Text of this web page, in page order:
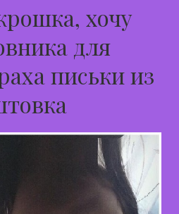
хочу
для
письки из